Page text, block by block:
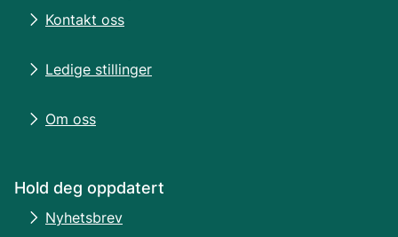
Kontakt oss
Ledige stillinger
Om oss
Hold deg oppdatert
Nyhetsbrev